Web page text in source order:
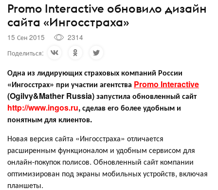
Promo Interactive обновило дизайн
сайта «Ингосстраха»
15 Сен 2015
2314
Поделиться:
Одна из лидирующих страховых компаний России
«Ингосстрах» при участии агентства Promo Interactive
(Ogilvy&Mather Russia) запустила обновленный сайт
http://www.ingos.ru, сделав его более удобным и
понятным для клиентов.
Новая версия сайта «Ингосстраха» отличается
расширенным функционалом и удобным сервисом для
онлайн-покупок полисов. Обновленный сайт компании
оптимизирован под экраны мобильных устройств, включая
планшеты.